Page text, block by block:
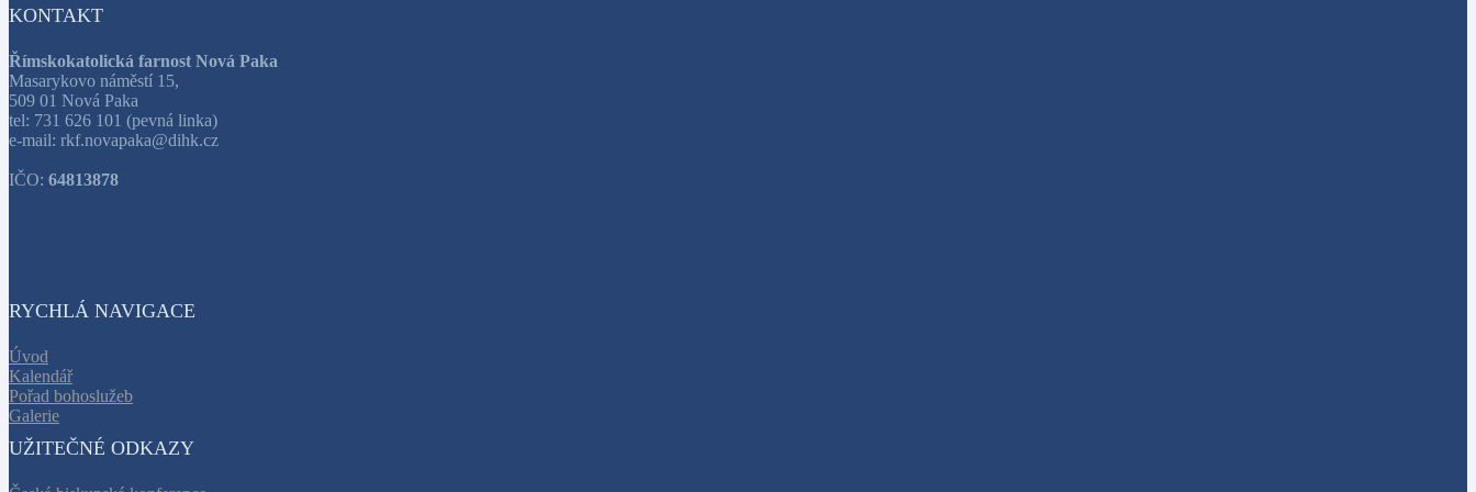
KONTAKT
Římskokatolická farnost Nová Paka
Masarykovo náměstí 15,
509 01 Nová Paka
tel: 731 626 101 (pevná linka)
e-mail: rkf.novapaka@dihk.cz
IČO: 64813878
RYCHLÁ NAVIGACE
Úvod
Kalendář
Pořad bohoslužeb
Galerie
UŽITEČNÉ ODKAZY